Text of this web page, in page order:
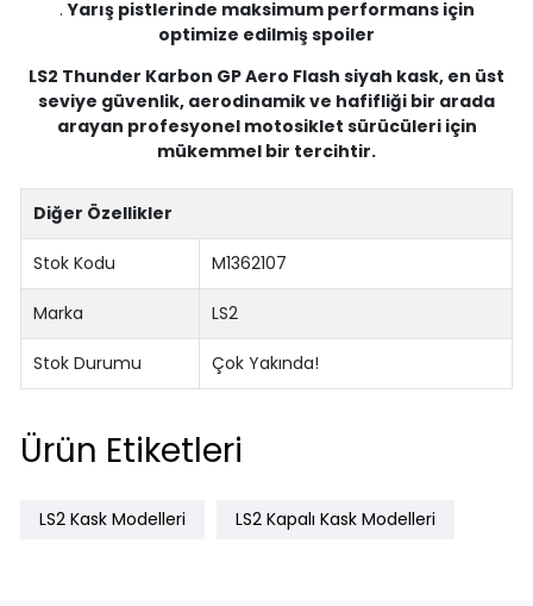
.Yarış pistlerinde maksimum performans için
optimize edilmiş spoiler
LS2 Thunder Karbon GP Aero Flash siyah kask, en üst
seviye güvenlik, aerodinamik ve hafifliği bir arada
arayan profesyonel motosiklet sürücüleri için
mükemmel bir tercihtir.
Diğer Özellikler
Stok Kodu M1362107
Marka LS2
Stok Durumu Çok Yakında!
Ürün Etiketleri
LS2 Kask Modelleri LS2 Kapalı Kask Modelleri